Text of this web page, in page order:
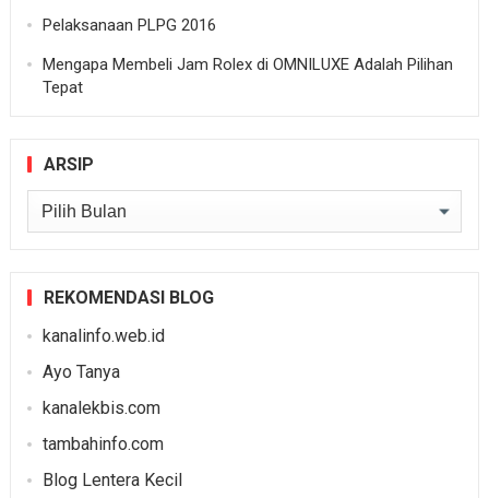
Pelaksanaan PLPG 2016
Mengapa Membeli Jam Rolex di OMNILUXE Adalah Pilihan
Tepat
ARSIP
Arsip
REKOMENDASI BLOG
kanalinfo.web.id
Ayo Tanya
kanalekbis.com
tambahinfo.com
Blog Lentera Kecil